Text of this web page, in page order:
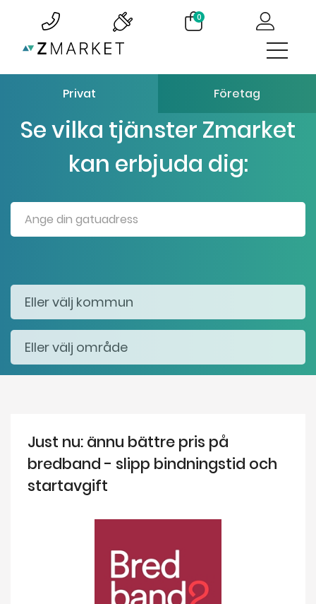
0
Privat Företag
Se vilka tjänster Zmarket
kan erbjuda dig:
Just nu: ännu bättre pris på
bredband - slipp bindningstid och
startavgift